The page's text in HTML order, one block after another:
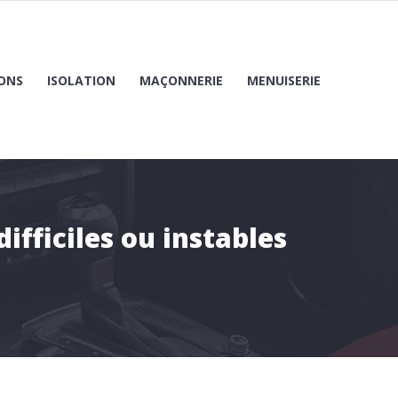
ISOLATION MAÇONNERIE MENUISERIE
ou instables